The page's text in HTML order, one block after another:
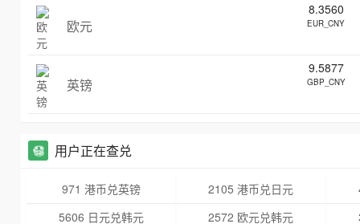
欧元
8.3560
EUR_CNY
英镑
9.5877
GBP_CNY
用户正在查兑
971 港币兑英镑 2105 港币兑日元
5606 日元兑韩元
2572 欧元兑韩元